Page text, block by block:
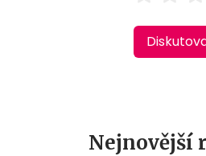
Nejnovější